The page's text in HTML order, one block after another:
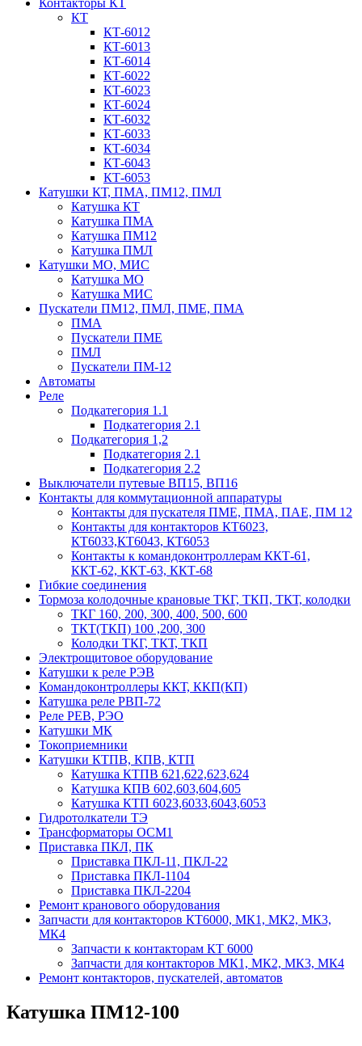
Контакторы КТ
КТ
КТ-6012
КТ-6013
КТ-6014
КТ-6022
КТ-6023
КТ-6024
КТ-6032
КТ-6033
КТ-6034
КТ-6043
КТ-6053
Катушки КТ, ПМА, ПМ12, ПМЛ
Катушка КТ
Катушка ПМА
Катушка ПМ12
Катушка ПМЛ
Катушки МО, МИС
Катушка МО
Катушка МИС
Пускатели ПМ12, ПМЛ, ПМЕ, ПМА
ПМА
Пускатели ПМЕ
ПМЛ
Пускатели ПМ-12
Автоматы
Реле
Подкатегория 1.1
Подкатегория 2.1
Подкатегория 1,2
Подкатегория 2.1
Подкатегория 2.2
Выключатели путевые ВП15, ВП16
Контакты для коммутационной аппаратуры
Контакты для пускателя ПМЕ, ПМА, ПАЕ, ПМ 12
Контакты для контакторов КТ6023,
КТ6033,КТ6043, КТ6053
Контакты к командоконтроллерам ККТ-61,
ККТ-62, ККТ-63, ККТ-68
Гибкие соединения
Тормоза колодочные крановые ТКГ, ТКП, ТКТ, колодки
ТКГ 160, 200, 300, 400, 500, 600
ТКТ(ТКП) 100 ,200, 300
Колодки ТКГ, ТКТ, ТКП
Электрощитовое оборудование
Катушки к реле РЭВ
Командоконтроллеры ККТ, ККП(КП)
Катушка реле РВП-72
Реле РЕВ, РЭО
Катушки МК
Токоприемники
Катушки КТПВ, КПВ, КТП
Катушка КТПВ 621,622,623,624
Катушка КПВ 602,603,604,605
Катушка КТП 6023,6033,6043,6053
Гидротолкатели ТЭ
Трансформаторы ОСМ1
Приставка ПКЛ, ПК
Приставка ПКЛ-11, ПКЛ-22
Приставка ПКЛ-1104
Приставка ПКЛ-2204
Ремонт кранового оборудования
Запчасти для контакторов КТ6000, МК1, МК2, МК3,
МК4
Запчасти к контакторам КТ 6000
Запчасти для контакторов МК1, МК2, МК3, МК4
Ремонт контакторов, пускателей, автоматов
Катушка ПМ12-100